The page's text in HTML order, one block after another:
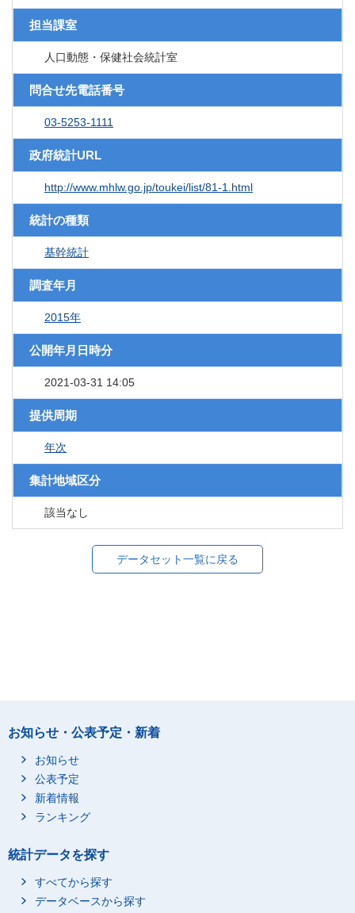
担当課室
人口動態・保健社会統計室
問合せ先電話番号
03-5253-1111
政府統計URL
http://www.mhlw.go.jp/toukei/list/81-1.html
統計の種類
基幹統計
調査年月
2015年
公開年月日時分
2021-03-31 14:05
提供周期
年次
集計地域区分
該当なし
データセット一覧に戻る
お知らせ・公表予定・新着
お知らせ
公表予定
新着情報
ランキング
統計データを探す
すべてから探す
データベースから探す